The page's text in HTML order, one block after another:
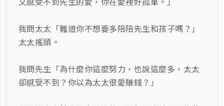
又感受不到先生的愛，你在愛裡好孤單。」
我問太太「難道你不想要多陪陪先生和孩子嗎？」
太太搖頭。
我問先生「為什麼你這麼努力，也說這麼多，太太
卻感受不到？你以為太太很愛賺錢？」